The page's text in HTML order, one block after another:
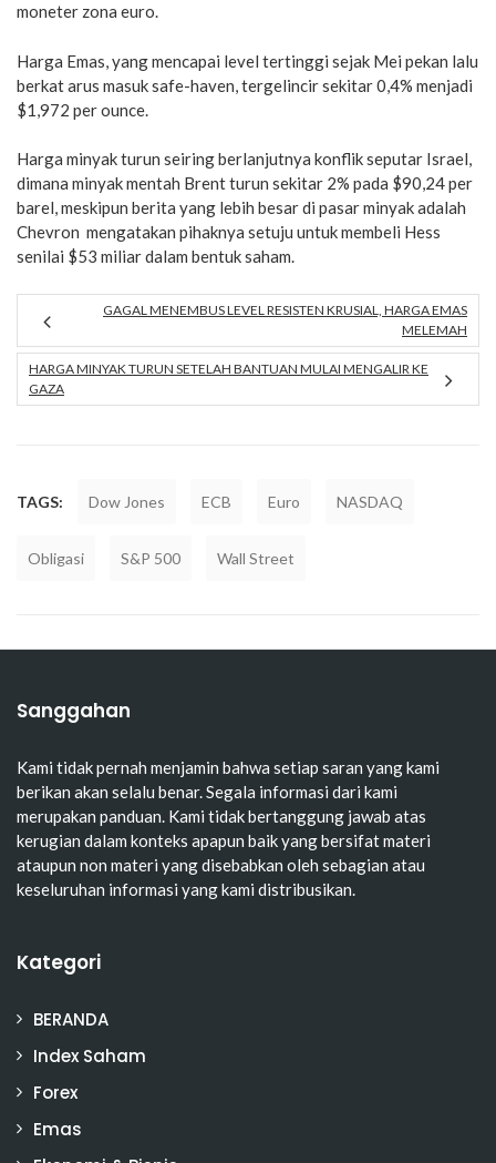
moneter zona euro.
Harga Emas, yang mencapai level tertinggi sejak Mei pekan lalu
berkat arus masuk safe-haven, tergelincir sekitar 0,4% menjadi
$1,972 per ounce.
Harga minyak turun seiring berlanjutnya konflik seputar Israel,
dimana minyak mentah Brent turun sekitar 2% pada $90,24 per
barel, meskipun berita yang lebih besar di pasar minyak adalah
Chevron mengatakan pihaknya setuju untuk membeli Hess
senilai $53 miliar dalam bentuk saham.
GAGAL MENEMBUS LEVEL RESISTEN KRUSIAL, HARGA EMAS
MELEMAH
HARGA MINYAK TURUN SETELAH BANTUAN MULAI MENGALIR KE
GAZA
TAGS: Dow Jones ECB Euro NASDAQ
Obligasi S&P 500 Wall Street
Sanggahan
Kami tidak pernah menjamin bahwa setiap saran yang kami
berikan akan selalu benar. Segala informasi dari kami
merupakan panduan. Kami tidak bertanggung jawab atas
kerugian dalam konteks apapun baik yang bersifat materi
ataupun non materi yang disebabkan oleh sebagian atau
keseluruhan informasi yang kami distribusikan.
Kategori
BERANDA
Index Saham
Forex
Emas